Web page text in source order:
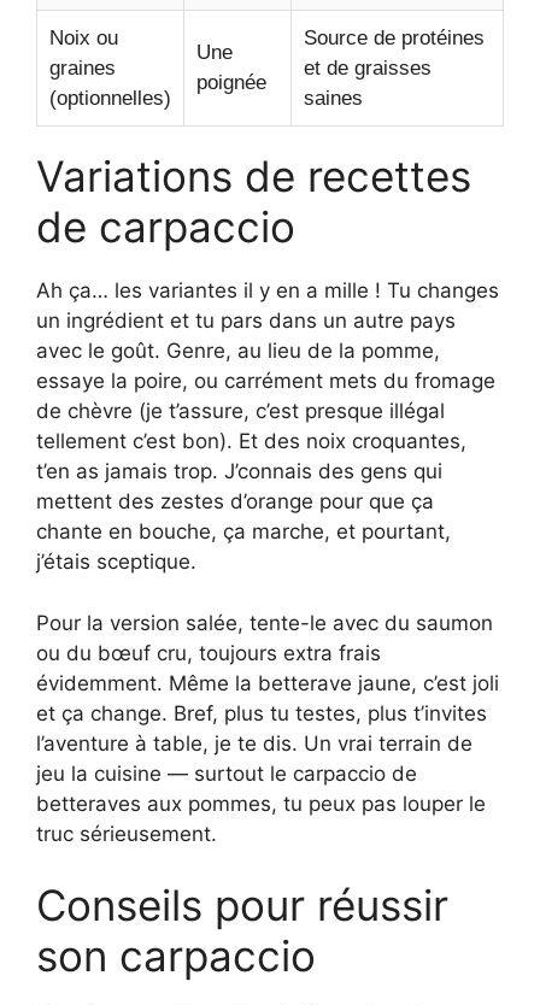
Noix ou
graines
(optionnelles)
Une
poignée
Source de protéines
et de graisses
saines
Variations de recettes
de carpaccio
Ah ça… les variantes il y en a mille ! Tu changes
un ingrédient et tu pars dans un autre pays
avec le goût. Genre, au lieu de la pomme,
essaye la poire, ou carrément mets du fromage
de chèvre (je t’assure, c’est presque illégal
tellement c’est bon). Et des noix croquantes,
t’en as jamais trop. J’connais des gens qui
mettent des zestes d’orange pour que ça
chante en bouche, ça marche, et pourtant,
j’étais sceptique.
Pour la version salée, tente-le avec du saumon
ou du bœuf cru, toujours extra frais
évidemment. Même la betterave jaune, c’est joli
et ça change. Bref, plus tu testes, plus t’invites
l’aventure à table, je te dis. Un vrai terrain de
jeu la cuisine — surtout le carpaccio de
betteraves aux pommes, tu peux pas louper le
truc sérieusement.
Conseils pour réussir
son carpaccio